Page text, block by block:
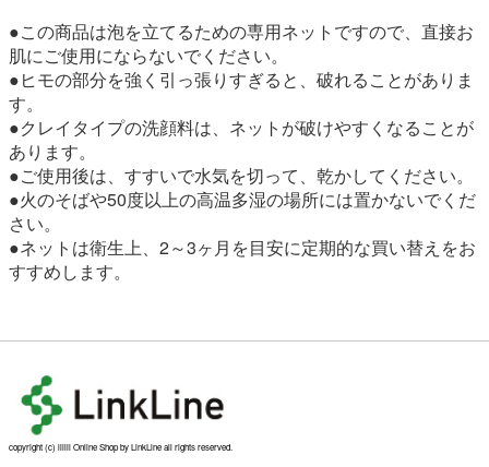
●この商品は泡を立てるための専用ネットですので、直接お
肌にご使用にならないでください。
●ヒモの部分を強く引っ張りすぎると、破れることがありま
す。
●クレイタイプの洗顔料は、ネットが破けやすくなることが
あります。
●ご使用後は、すすいで水気を切って、乾かしてください。
●火のそばや50度以上の高温多湿の場所には置かないでくだ
さい。
●ネットは衛生上、2～3ヶ月を目安に定期的な買い替えをお
すすめします。
copyright (c) liilii Online Shop by LinkLine all rights reserved.